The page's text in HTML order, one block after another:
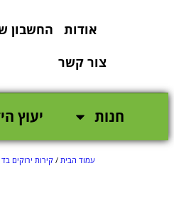
אודות החשבון
צור קשר
חנות יעוץ
עמוד הבית / קירות ירוקים בד